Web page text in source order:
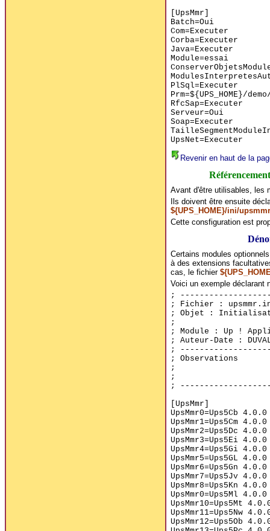
[UpsMmr]
Batch=Oui
Com=Executer
Corba=Executer
Java=Executer
Module=essai
PlSql=Executer
Prm=${UPS_HOME}/
RfcSap=Executer
Serveur=Oui
Soap=Executer
UpsNet=Executer
Revenir en haut de la
Avant d'être utilisables, les
Ils doivent être ensuite
${UPS_HOME}/ini/
Cette consfiguration est
Certains modules
à des extensions
cas, le fichier
Voici un exemple déclarant
;
; Fichier :
; Objet :
;
; Module : Up !
; Auteur-Date :
;
; Observations
;
;
;
[UpsMmr]
UpsMmr0=Ups5Cb 4.0.0
UpsMmr1=Ups5Cm 4.0.0
UpsMmr2=Ups5Dc 4.0.0
UpsMmr3=Ups5Ei 4.0.0
UpsMmr4=Ups5Gi 4.0.0
UpsMmr5=Ups5GL 4.0.0
UpsMmr6=Ups5Gn 4.0.0
UpsMmr7=Ups5Jv 4.0.0
UpsMmr8=Ups5Kn 4.0.0
UpsMmr0=Ups5Ml 4.0.0
UpsMmr10=Ups5Mt
UpsMmr11=Ups5Nw
UpsMmr12=Ups5Ob